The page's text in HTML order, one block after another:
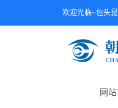
欢迎光临~包头
网